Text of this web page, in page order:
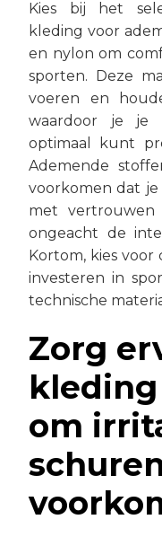
Kies bij het
kleding voor
en nylon om
sporten. Deze
voeren en
waardoor je je
optimaal kunt
Ademende
voorkomen dat je
met
ongeacht de
Kortom, kies
investeren in
technische
Zorg
om